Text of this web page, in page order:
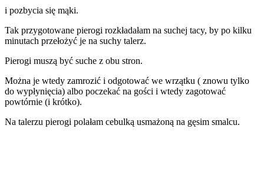
i pozbycia się mąki.
Tak przygotowane pierogi rozkładałam na suchej tacy, by po kilku
minutach przełożyć je na suchy talerz.
Pierogi muszą być suche z obu stron.
Można je wtedy zamrozić i odgotować we wrzątku ( znowu tylko
do wypłynięcia) albo poczekać na gości i wtedy zagotować
powtórnie (i krótko).
Na talerzu pierogi polałam cebulką usmażoną na gęsim smalcu.